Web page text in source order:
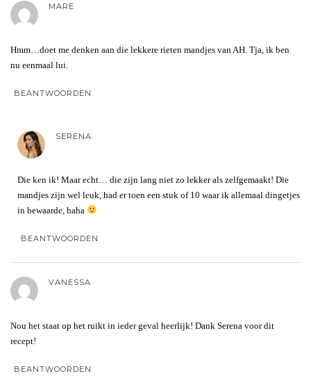
MARE
Hmm…doet me denken aan die lekkere rieten mandjes van AH. Tja, ik ben
nu eenmaal lui.
BEANTWOORDEN
SERENA
Die ken ik! Maar echt… die zijn lang niet zo lekker als zelfgemaakt! Die
mandjes zijn wel leuk, had er toen een stuk of 10 waar ik allemaal dingetjes
in bewaarde, haha
BEANTWOORDEN
VANESSA
Nou het staat op het ruikt in ieder geval heerlijk! Dank Serena voor dit
recept!
BEANTWOORDEN